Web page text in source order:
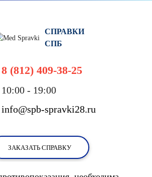
СПРАВКИ
СПБ
8 (812) 409-38-25
10:00 - 19:00
info@spb-spravki28.ru
ЗАКАЗАТЬ СПРАВКУ